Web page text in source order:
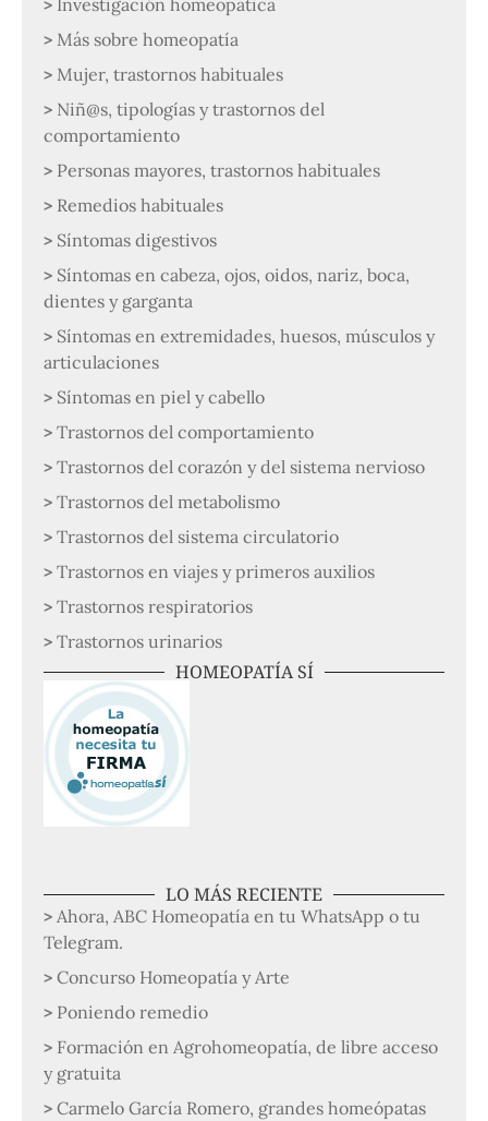
Investigación homeopática
Más sobre homeopatía
Mujer, trastornos habituales
Niñ@s, tipologías y trastornos del
comportamiento
Personas mayores, trastornos habituales
Remedios habituales
Síntomas digestivos
Síntomas en cabeza, ojos, oidos, nariz, boca,
dientes y garganta
Síntomas en extremidades, huesos, músculos y
articulaciones
Síntomas en piel y cabello
Trastornos del comportamiento
Trastornos del corazón y del sistema nervioso
Trastornos del metabolismo
Trastornos del sistema circulatorio
Trastornos en viajes y primeros auxilios
Trastornos respiratorios
Trastornos urinarios
HOMEOPATÍA SÍ
LO MÁS RECIENTE
Ahora, ABC Homeopatía en tu WhatsApp o tu
Telegram.
Concurso Homeopatía y Arte
Poniendo remedio
Formación en Agrohomeopatía, de libre acceso
y gratuita
Carmelo García Romero, grandes homeópatas